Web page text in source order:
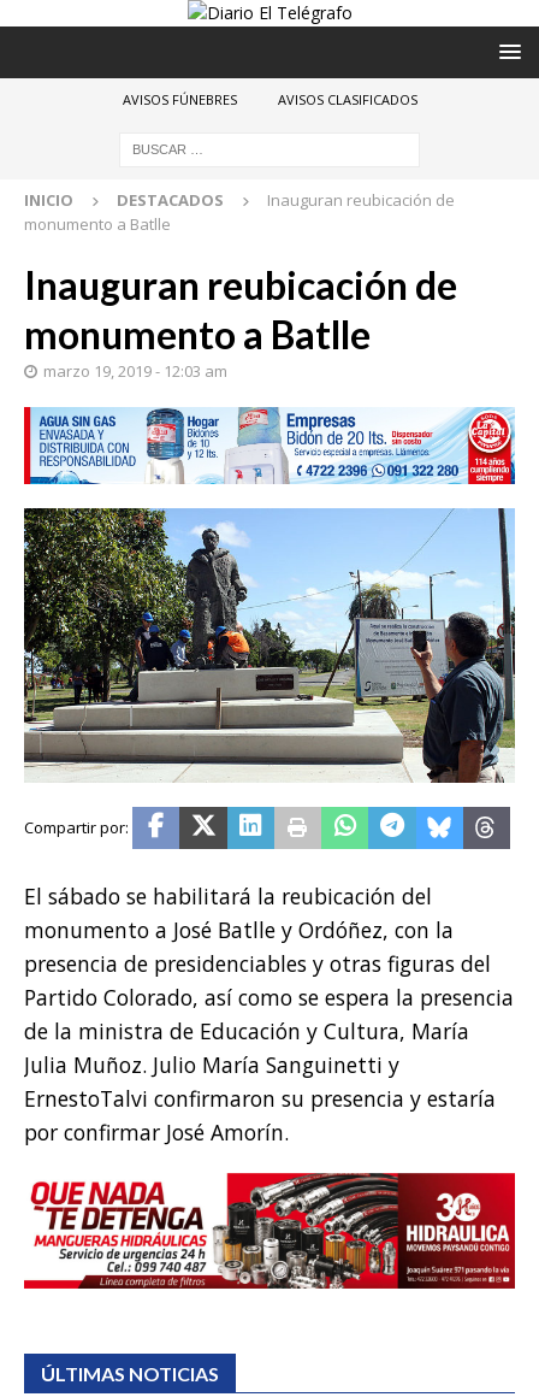
AVISOS FÚNEBRES AVISOS CLASIFICADOS
INICIO DESTACADOS
Inauguran reubicación de
monumento a Batlle
Inauguran reubicación de
monumento a Batlle
marzo 19, 2019 - 12:03 am
El sábado se habilitará la reubicación del
monumento a José Batlle y Ordóñez, con la
presencia de presidenciables y otras figuras del
Partido Colorado, así como se espera la presencia
de la ministra de Educación y Cultura, María
Julia Muñoz. Julio María Sanguinetti y
ErnestoTalvi confirmaron su presencia y estaría
por confirmar José Amorín.
ÚLTIMAS NOTICIAS